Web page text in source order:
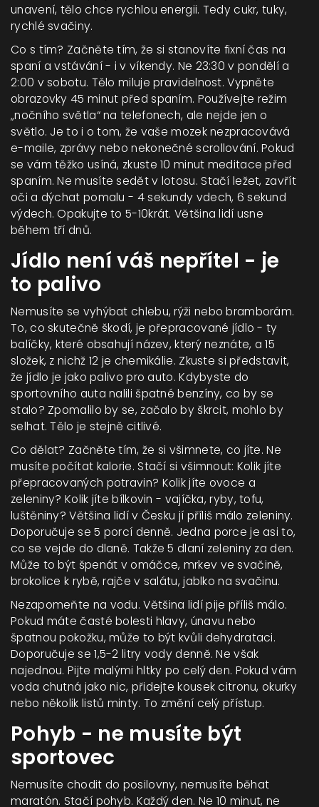
unavení, tělo chce rychlou energii. Tedy cukr, tuky,
rychlé svačiny.
Co s tím? Začněte tím, že si stanovíte fixní čas na
spaní a vstávání - i v víkendy. Ne 23:30 v pondělí a
2:00 v sobotu. Tělo miluje pravidelnost. Vypněte
obrazovky 45 minut před spaním. Používejte režim
„nočního světla“ na telefonech, ale nejde jen o
světlo. Je to i o tom, že vaše mozek nezpracovává
e-maile, zprávy nebo nekonečné scrollování. Pokud
se vám těžko usíná, zkuste 10 minut meditace před
spaním. Ne musíte sedět v lotosu. Stačí ležet, zavřít
oči a dýchat pomalu - 4 sekundy vdech, 6 sekund
výdech. Opakujte to 5-10krát. Většina lidí usne
během tří dnů.
Jídlo není váš nepřítel - je
to palivo
Nemusíte se vyhýbat chlebu, rýži nebo bramborám.
To, co skutečně škodí, je přepracované jídlo - ty
balíčky, které obsahují název, který neznáte, a 15
složek, z nichž 12 je chemikálie. Zkuste si představit,
že jídlo je jako palivo pro auto. Kdybyste do
sportovního auta nalili špatné benzíny, co by se
stalo? Zpomalilo by se, začalo by škrcit, mohlo by
selhat. Tělo je stejně citlivé.
Co dělat? Začněte tím, že si všimnete, co jíte. Ne
musíte počítat kalorie. Stačí si všimnout: Kolik jíte
přepracovaných potravin? Kolik jíte ovoce a
zeleniny? Kolik jíte bílkovin - vajíčka, ryby, tofu,
luštěniny? Většina lidí v Česku jí příliš málo zeleniny.
Doporučuje se 5 porcí denně. Jedna porce je asi to,
co se vejde do dlaně. Takže 5 dlaní zeleniny za den.
Může to být špenát v omáčce, mrkev ve svačině,
brokolice k rybě, rajče v salátu, jablko na svačinu.
Nezapomeňte na vodu. Většina lidí pije příliš málo.
Pokud máte časté bolesti hlavy, únavu nebo
špatnou pokožku, může to být kvůli dehydrataci.
Doporučuje se 1,5-2 litry vody denně. Ne však
najednou. Pijte malými hltky po celý den. Pokud vám
voda chutná jako nic, přidejte kousek citronu, okurky
nebo několik listů minty. To změní celý přístup.
Pohyb - ne musíte být
sportovec
Nemusíte chodit do posilovny, nemusíte běhat
maratón. Stačí pohyb. Každý den. Ne 10 minut, ne